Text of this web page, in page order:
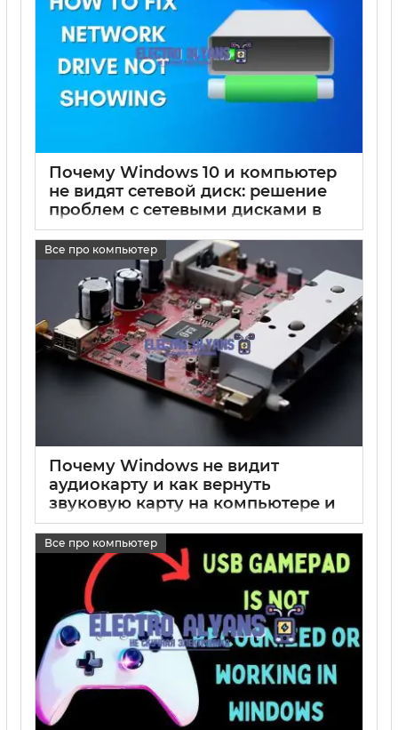
Почему Windows 10 и компьютер
не видят сетевой диск: решение
проблем с сетевыми дисками в
Windows
17 05 2025 0
Все про компьютер
Почему Windows не видит
аудиокарту и как вернуть
звуковую карту на компьютере и
ноутбуке
17 05 2025 0
Все про компьютер